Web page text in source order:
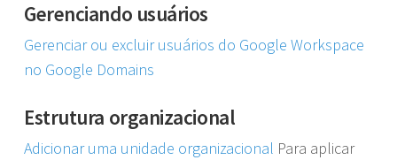
Gerenciando usuários
Gerenciar ou excluir usuários do Google Workspace
no Google Domains
Estrutura organizacional
Adicionar uma unidade organizacional Para aplicar